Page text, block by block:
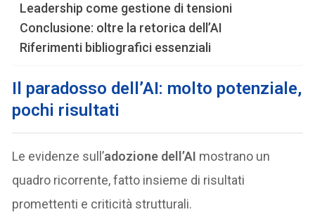
Leadership come gestione di tensioni
Conclusione: oltre la retorica dell’AI
Riferimenti bibliografici essenziali
Il paradosso dell’AI: molto potenziale,
pochi risultati
Le evidenze sull’adozione dell’AI mostrano un
quadro ricorrente, fatto insieme di risultati
promettenti e criticità strutturali.